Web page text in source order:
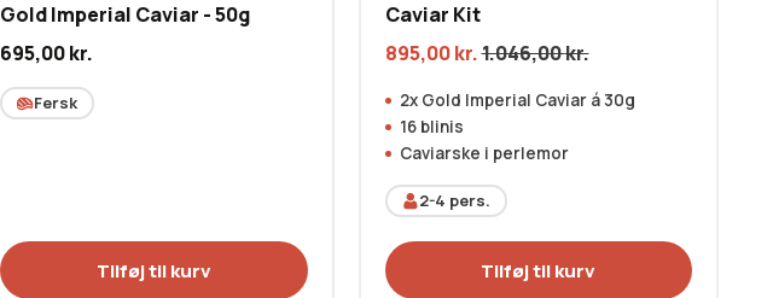
Gold Imperial Caviar - 50g
695,00kr.
Fersk
Tilføj til kurv
Caviar Kit
895,00kr.1.046,00kr.
2x Gold Imperial Caviar á 30g
16 blinis
Caviarske i perlemor
2-4 pers.
Tilføj til kurv